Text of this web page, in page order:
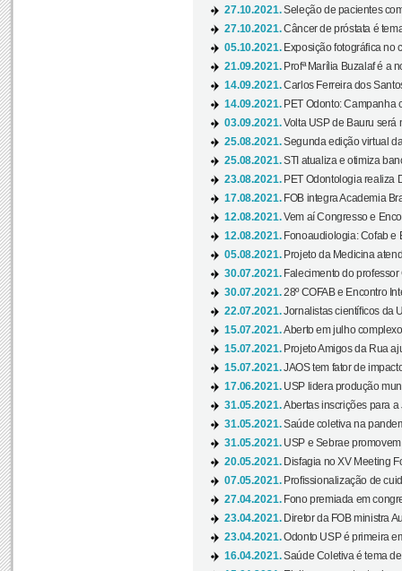
27.10.2021.Seleção de pacientes
27.10.2021.Câncer de próstata é
05.10.2021. Exposição fotográfica no
21.09.2021. Profª Marília Buzalaf é a
14.09.2021.Carlos Ferreira dos
14.09.2021. PET Odonto: Campanha
03.09.2021.Volta USP de Bauru será
25.08.2021.Segunda edição virtual
25.08.2021.STI atualiza e otimiza
23.08.2021. PET Odontologia realiza
17.08.2021. FOB integra Academia
12.08.2021.Vem aí Congresso e
12.08.2021. Fonoaudiologia: Cofab e
05.08.2021. Projeto da Medicina
30.07.2021. Falecimento do
30.07.2021.28º COFAB e Encontro
22.07.2021.Jornalistas científicos da
15.07.2021.Aberto em julho
15.07.2021. Projeto Amigos da Rua
15.07.2021.JAOS tem fator de
17.06.2021. USP lidera produção
31.05.2021.Abertas inscrições para
31.05.2021.Saúde coletiva na
31.05.2021. USP e Sebrae
20.05.2021. Disfagia no XV Meeting
07.05.2021. Profissionalização de
27.04.2021. Fono premiada em
23.04.2021. Diretor da FOB ministra
23.04.2021.Odonto USP é primeira
16.04.2021.Saúde Coletiva é tema